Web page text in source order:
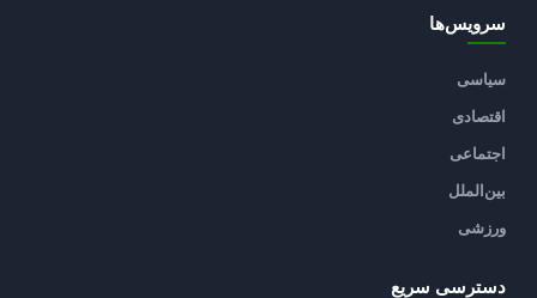
سرویس‌ها
سیاسی
اقتصادی
اجتماعی
بین‌الملل
ورزشی
دسترسی سریع